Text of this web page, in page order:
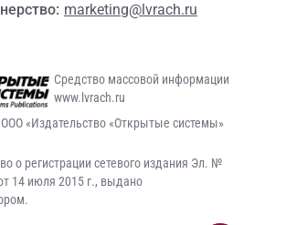
marketing@lvrach.ru
Средство массовой информации
www.lvrach.ru
«Издательство «Открытые системы»
о регистрации сетевого издания Эл. №
14 июля 2015 г., выдано